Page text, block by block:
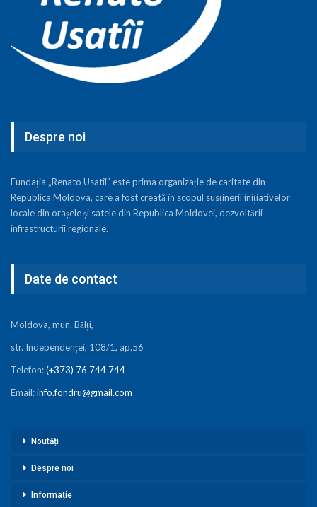
Despre noi
Fundația „Renato Usatîi” este prima organizație de caritate din
Republica Moldova, care a fost creată în scopul susținerii inițiativelor
locale din orașele și satele din Republica Moldovei, dezvoltării
infrastructurii regionale.
Date de contact
Moldova, mun. Bălți,
str. Independenței, 108/1, ap.56
Telefon:(+373) 76 744 744
Email:info.fondru@gmail.com
Noutăți
Despre noi
Informație